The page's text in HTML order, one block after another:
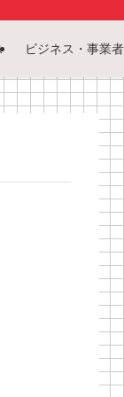
ビジネス・事業